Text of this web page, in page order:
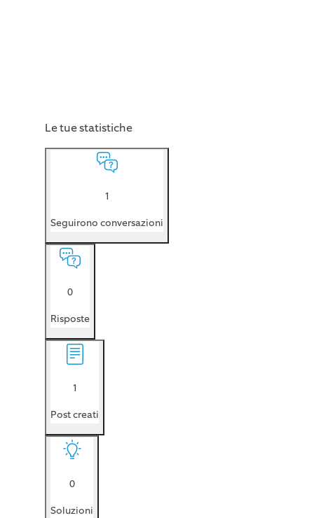
Le tue statistiche
1
Seguirono conversazioni
0
Risposte
1
Post creati
0
Soluzioni